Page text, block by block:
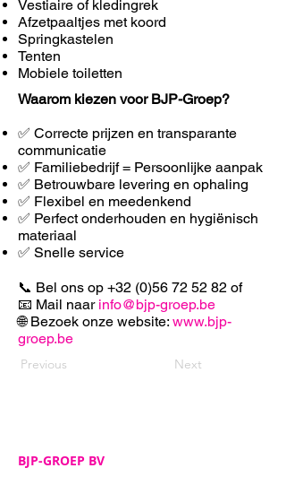
Vestiaire of kledingrek
Afzetpaaltjes met koord
Springkastelen
Tenten
Mobiele toiletten
Waarom kiezen voor BJP-Groep?
✅ Correcte prijzen en transparante
communicatie
✅ Familiebedrijf = Persoonlijke aanpak
✅ Betrouwbare levering en ophaling
✅ Flexibel en meedenkend
✅ Perfect onderhouden en hygiënisch
materiaal
✅ Snelle service
📞 Bel ons op +32 (0)56 72 52 82 of
📧 Mail naar info@bjp-groep.be
🌐 Bezoek onze website: www.bjp-
groep.be
Previous Next
BJP-GROEP BV